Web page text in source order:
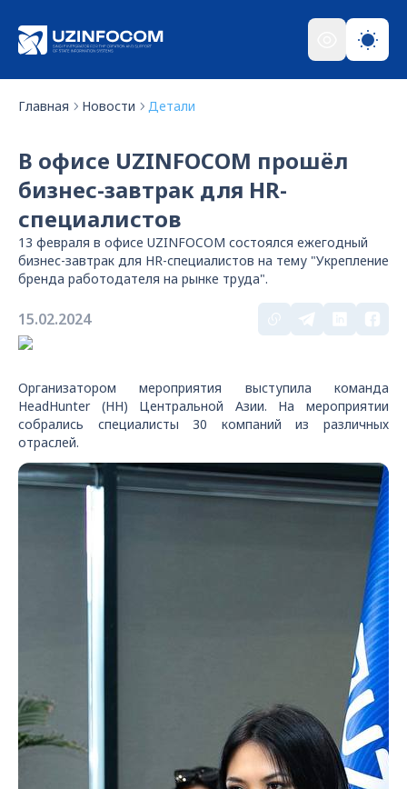
Главная Новости Детали
В офисе UZINFOCOM прошёл
бизнес-завтрак для HR-
специалистов
13 февраля в офисе UZINFOCOM состоялся ежегодный
бизнес-завтрак для HR-специалистов на тему "Укрепление
бренда работодателя на рынке труда".
15.02.2024
Организатором мероприятия выступила команда
HeadHunter (HH) Центральной Азии. На мероприятии
собрались специалисты 30 компаний из различных
отраслей.